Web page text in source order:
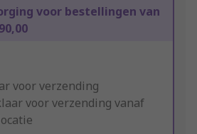
voor bestellingen van
voor verzending
voor verzending vanaf